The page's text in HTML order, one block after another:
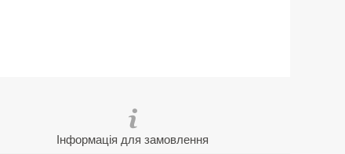
Інформація для замовлення